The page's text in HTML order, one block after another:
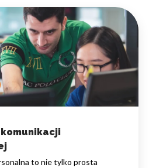
to nie tylko prosta